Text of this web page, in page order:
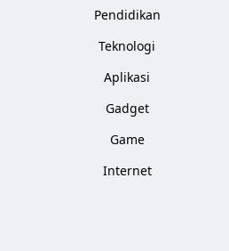
Pendidikan
Teknologi
Aplikasi
Gadget
Game
Internet